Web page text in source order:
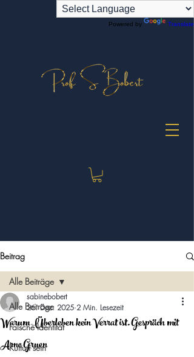
Powered by Translate
Beitrag
Alle Beiträge
Falsche Identität
Kulturi sein
Alle Beiträge
Warum Überleben kein Verrat ist. Gespräch mit
Arno Gruen
sabinebobert
26. Dez. 2025 2 Min. Lesezeit